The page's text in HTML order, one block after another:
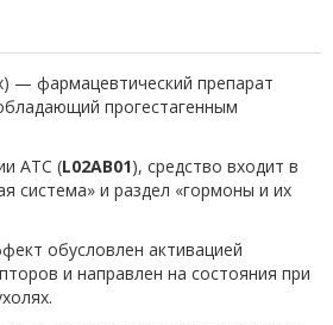
— фармацевтический препарат
прогестагенным
ATC (L02AB01), средство входит в
система» и раздел «гормоны и их
обусловлен активацией
и направлен на состояния при